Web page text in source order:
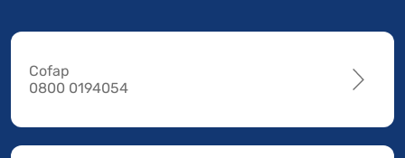
Cofap
0800 0194054